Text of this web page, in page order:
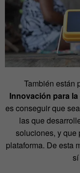
También están
Innovación para
es conseguir que
las que
soluciones, y que
plataforma. De esta